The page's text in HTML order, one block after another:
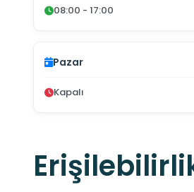
08:00 - 17:00
Pazar
Kapalı